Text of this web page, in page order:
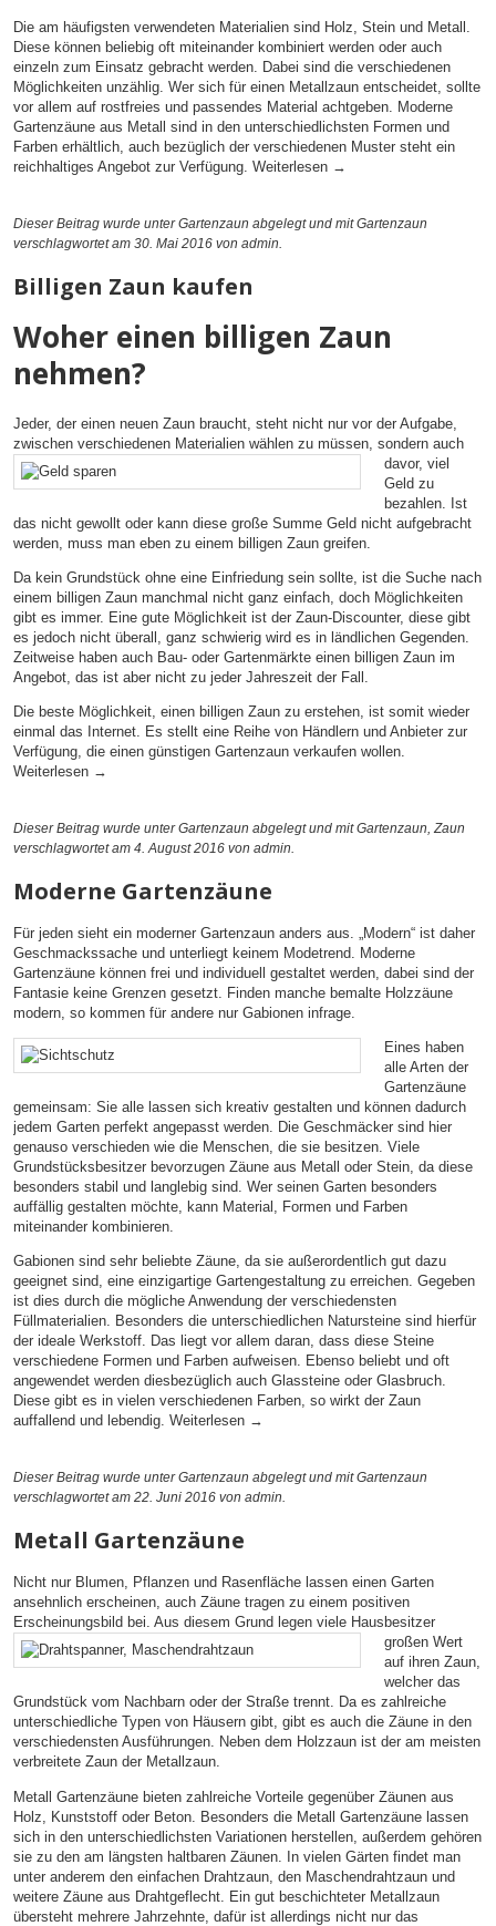
Die am häufigsten verwendeten Materialien sind Holz, Stein und Metall.
Diese können beliebig oft miteinander kombiniert werden oder auch
einzeln zum Einsatz gebracht werden. Dabei sind die verschiedenen
Möglichkeiten unzählig. Wer sich für einen Metallzaun entscheidet, sollte
vor allem auf rostfreies und passendes Material achtgeben. Moderne
Gartenzäune aus Metall sind in den unterschiedlichsten Formen und
Farben erhältlich, auch bezüglich der verschiedenen Muster steht ein
reichhaltiges Angebot zur Verfügung. Weiterlesen →
Dieser Beitrag wurde unterGartenzaun abgelegt und mitGartenzaun
verschlagwortet am 30. Mai 2016 von admin
Billigen Zaun kaufen
Woher einen billigen Zaun
nehmen?
Jeder, der einen neuen Zaun braucht, steht nicht nur vor der Aufgabe,
zwischen verschiedenen Materialien wählen zu müssen, sondern auch
davor, viel
Geld zu
bezahlen. Ist
das nicht gewollt oder kann diese große Summe Geld nicht aufgebracht
werden, muss man eben zu einem billigen Zaun greifen.
Da kein Grundstück ohne eine Einfriedung sein sollte, ist die Suche nach
einem billigen Zaun manchmal nicht ganz einfach, doch Möglichkeiten
gibt es immer. Eine gute Möglichkeit ist der Zaun-Discounter, diese gibt
es jedoch nicht überall, ganz schwierig wird es in ländlichen Gegenden.
Zeitweise haben auch Bau- oder Gartenmärkte einen billigen Zaun im
Angebot, das ist aber nicht zu jeder Jahreszeit der Fall.
Die beste Möglichkeit, einen billigen Zaun zu erstehen, ist somit wieder
einmal das Internet. Es stellt eine Reihe von Händlern und Anbieter zur
Verfügung, die einen günstigen Gartenzaun verkaufen wollen.
Weiterlesen →
Dieser Beitrag wurde unterGartenzaun abgelegt und mitGartenzaun,Zaun
verschlagwortet am 4. August 2016 von admin.
Moderne Gartenzäune
Für jeden sieht ein moderner Gartenzaun anders aus. „Modern“ ist daher
Geschmackssache und unterliegt keinem Modetrend. Moderne
Gartenzäune können frei und individuell gestaltet werden, dabei sind der
Fantasie keine Grenzen gesetzt. Finden manche bemalte Holzzäune
modern, so kommen für andere nur Gabionen infrage.
Eines haben
alle Arten der
Gartenzäune
gemeinsam: Sie alle lassen sich kreativ gestalten und können dadurch
jedem Garten perfekt angepasst werden. Die Geschmäcker sind hier
genauso verschieden wie die Menschen, die sie besitzen. Viele
Grundstücksbesitzer bevorzugen Zäune aus Metall oder Stein, da diese
besonders stabil und langlebig sind. Wer seinen Garten besonders
auffällig gestalten möchte, kann Material, Formen und Farben
miteinander kombinieren.
Gabionen sind sehr beliebte Zäune, da sie außerordentlich gut dazu
geeignet sind, eine einzigartige Gartengestaltung zu erreichen. Gegeben
ist dies durch die mögliche Anwendung der verschiedensten
Füllmaterialien. Besonders die unterschiedlichen Natursteine sind hierfür
der ideale Werkstoff. Das liegt vor allem daran, dass diese Steine
verschiedene Formen und Farben aufweisen. Ebenso beliebt und oft
angewendet werden diesbezüglich auch Glassteine oder Glasbruch.
Diese gibt es in vielen verschiedenen Farben, so wirkt der Zaun
auffallend und lebendig. Weiterlesen →
Dieser Beitrag wurde unterGartenzaun abgelegt und mitGartenzaun
verschlagwortet am 22. Juni 2016 von admin.
Metall Gartenzäune
Nicht nur Blumen, Pflanzen und Rasenfläche lassen einen Garten
ansehnlich erscheinen, auch Zäune tragen zu einem positiven
Erscheinungsbild bei. Aus diesem Grund legen viele Hausbesitzer
großen Wert
auf ihren Zaun,
welcher das
Grundstück vom Nachbarn oder der Straße trennt. Da es zahlreiche
unterschiedliche Typen von Häusern gibt, gibt es auch die Zäune in den
verschiedensten Ausführungen. Neben dem Holzzaun ist der am meisten
verbreitete Zaun der Metallzaun.
Metall Gartenzäune bieten zahlreiche Vorteile gegenüber Zäunen aus
Holz, Kunststoff oder Beton. Besonders die Metall Gartenzäune lassen
sich in den unterschiedlichsten Variationen herstellen, außerdem gehören
sie zu den am längsten haltbaren Zäunen. In vielen Gärten findet man
unter anderem den einfachen Drahtzaun, den Maschendrahtzaun und
weitere Zäune aus Drahtgeflecht. Ein gut beschichteter Metallzaun
übersteht mehrere Jahrzehnte, dafür ist allerdings nicht nur das